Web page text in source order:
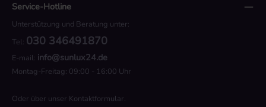
Service-Hotline
Unterstützung und Beratung unter:
Tel: 030 346491870
E-mail: info@sunlux24.de
Montag-Freitag: 09:00 - 16:00 Uhr
Oder über unser Kontaktformular.